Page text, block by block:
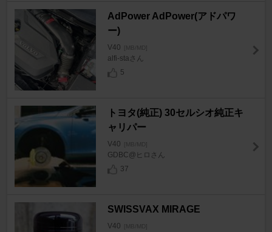
AdPower AdPower(アドパワ
ー)
V40 [MB/MD]
alfi-staさん
5
トヨタ(純正) 30セルシオ純正キ
ャリパー
V40 [MB/MD]
GDBC@ヒロさん
37
SWISSVAX MIRAGE
V40 [MB/MD]